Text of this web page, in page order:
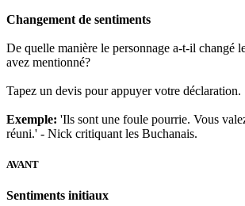
Changement de sentiments
De quelle manière le personnage a-t-il changé
avez mentionné?
Tapez un devis pour appuyer votre déclaration.
Exemple: 'Ils sont une foule pourrie. Vous
réuni.' - Nick critiquant les Buchanais.
AVANT
Sentiments initiaux